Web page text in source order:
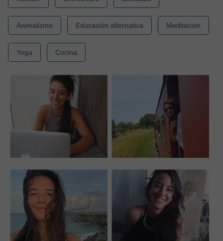
Animalismo Educación alternativa Meditación
Yoga Cocina